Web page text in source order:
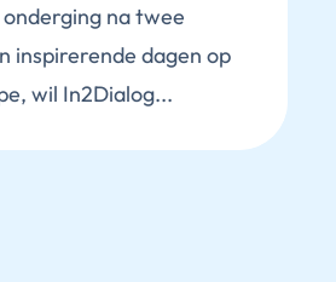
na twee
inspirerende dagen op
wil In2Dialog...